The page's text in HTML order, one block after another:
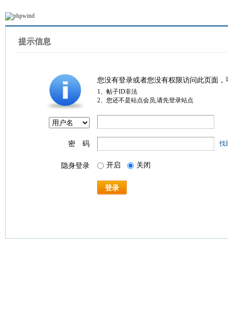
提示信息
您没有登录或者您没有权限访问此页面
1、帖子ID非法
2、您还不是站点会员,请先登录站点
密 码 找
隐身登录 开启 关闭
登录